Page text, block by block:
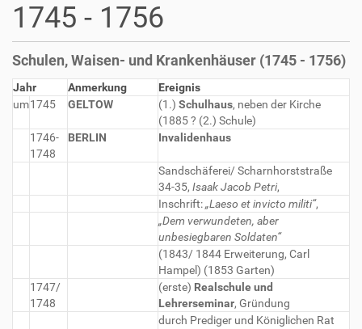
1745 - 1756
Schulen, Waisen- und Krankenhäuser (1745 - 1756)
Jahr Anmerkung
Ereignis
um1745 GELTOW (1.) Schulhaus, neben der Kirche
(1885 ? (2.) Schule)
1746-
1748
BERLIN Invalidenhaus
Sandschäferei/ Scharnhorststraße
34-35, Isaak Jacob Petri,
Inschrift:„Laeso et invicto militi“,
„Dem verwundeten, aber
unbesiegbaren Soldaten“
(1843/ 1844 Erweiterung, Carl
Hampel) (1853 Garten)
1747/
1748
(erste) Realschule und
Lehrerseminar, Gründung
durch Prediger und Königlichen Rat